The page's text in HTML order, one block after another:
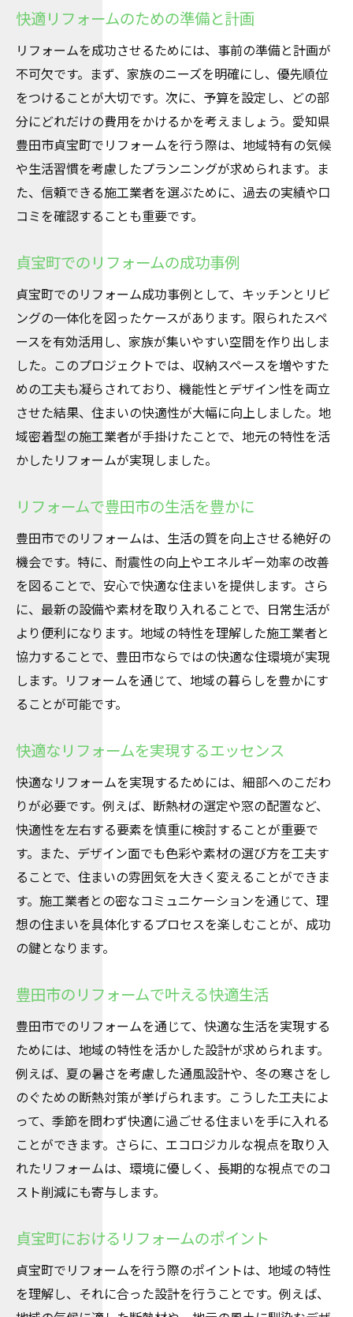
快適リフォームのための準備と計画
リフォームを成功させるためには、事前の準備と計画が
不可欠です。まず、家族のニーズを明確にし、優先順位
をつけることが大切です。次に、予算を設定し、どの部
分にどれだけの費用をかけるかを考えましょう。愛知県
豊田市貞宝町でリフォームを行う際は、地域特有の気候
や生活習慣を考慮したプランニングが求められます。ま
た、信頼できる施工業者を選ぶために、過去の実績や口
コミを確認することも重要です。
貞宝町でのリフォームの成功事例
貞宝町でのリフォーム成功事例として、キッチンとリビ
ングの一体化を図ったケースがあります。限られたスペ
ースを有効活用し、家族が集いやすい空間を作り出しま
した。このプロジェクトでは、収納スペースを増やすた
めの工夫も凝らされており、機能性とデザイン性を両立
させた結果、住まいの快適性が大幅に向上しました。地
域密着型の施工業者が手掛けたことで、地元の特性を活
かしたリフォームが実現しました。
リフォームで豊田市の生活を豊かに
豊田市でのリフォームは、生活の質を向上させる絶好の
機会です。特に、耐震性の向上やエネルギー効率の改善
を図ることで、安心で快適な住まいを提供します。さら
に、最新の設備や素材を取り入れることで、日常生活が
より便利になります。地域の特性を理解した施工業者と
協力することで、豊田市ならではの快適な住環境が実現
します。リフォームを通じて、地域の暮らしを豊かにす
ることが可能です。
快適なリフォームを実現するエッセンス
快適なリフォームを実現するためには、細部へのこだわ
りが必要です。例えば、断熱材の選定や窓の配置など、
快適性を左右する要素を慎重に検討することが重要で
す。また、デザイン面でも色彩や素材の選び方を工夫す
ることで、住まいの雰囲気を大きく変えることができま
す。施工業者との密なコミュニケーションを通じて、理
想の住まいを具体化するプロセスを楽しむことが、成功
の鍵となります。
豊田市のリフォームで叶える快適生活
豊田市でのリフォームを通じて、快適な生活を実現する
ためには、地域の特性を活かした設計が求められます。
例えば、夏の暑さを考慮した通風設計や、冬の寒さをし
のぐための断熱対策が挙げられます。こうした工夫によ
って、季節を問わず快適に過ごせる住まいを手に入れる
ことができます。さらに、エコロジカルな視点を取り入
れたリフォームは、環境に優しく、長期的な視点でのコ
スト削減にも寄与します。
貞宝町におけるリフォームのポイント
貞宝町でリフォームを行う際のポイントは、地域の特性
を理解し、それに合った設計を行うことです。例えば、